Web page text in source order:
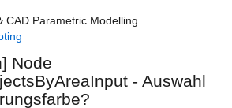
CAD Parametric Modelling
Node
- Auswahl